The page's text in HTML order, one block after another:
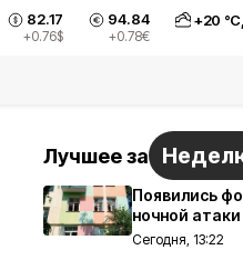
82.17
+0.76$
94.84
+0.78€
+20 °С,
Лучшее за
Появились
ночной
Сегодня, 13:22